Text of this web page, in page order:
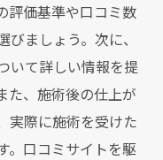
評価基準や口コミ数
ましょう。次に、
いて詳しい情報を提
た、施術後の仕上が
実際に施術を受けた
。口コミサイトを駆